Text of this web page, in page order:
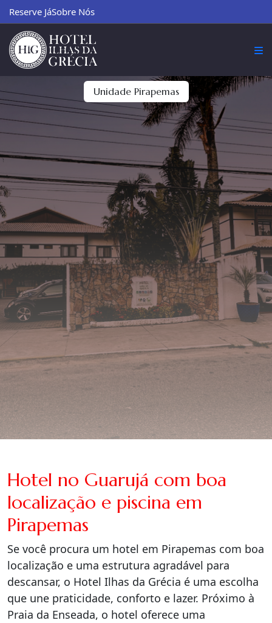
Reserve JáSobre Nós
Unidade Pirapemas
Hotel no Guarujá com boa
localização e piscina em
Pirapemas
Se você procura um hotel em Pirapemas com boa
localização e uma estrutura agradável para
descansar, o Hotel Ilhas da Grécia é uma escolha
que une praticidade, conforto e lazer. Próximo à
Praia da Enseada, o hotel oferece uma